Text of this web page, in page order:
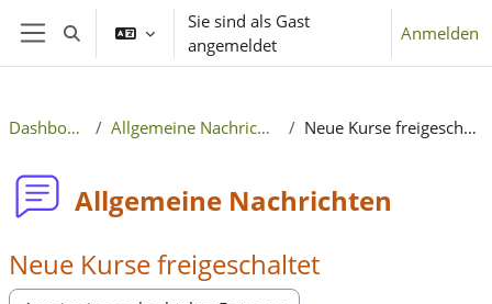
Zum Hauptinhalt
Website-Übersicht
Sucheingabe umschalten
Sie sind als Gast
angemeldet
Anmelden
Dashboard Allgemeine Nachrichten Neue Kurse freigeschaltet
Allgemeine Nachrichten
Neue Kurse freigeschaltet